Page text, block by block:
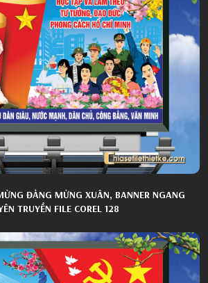
ĐẢNG MỪNG XUÂN, BANNER NGANG
TRUYỀN FILE COREL 128